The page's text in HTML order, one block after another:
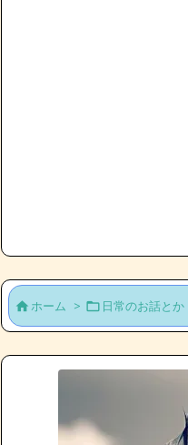
ホーム >  日常のお話とか